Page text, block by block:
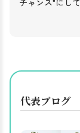
代表ブログ